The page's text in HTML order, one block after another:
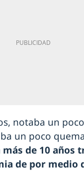
notaba un
un poco
más de 10 años
de por medio